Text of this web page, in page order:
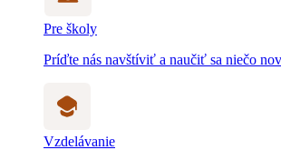
Pre školy
Príďte nás navštíviť a naučiť sa niečo
Vzdelávanie